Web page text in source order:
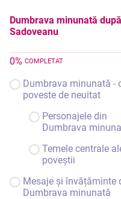
Dumbrava minunată
Sadoveanu
0% COMPLETAT
Dumbrava minunată -
poveste de neuitat
Personajele din
Dumbrava
Temele centrale
poveștii
Mesaje și învățăminte
Dumbrava minunată
Dumbrava minunată
după